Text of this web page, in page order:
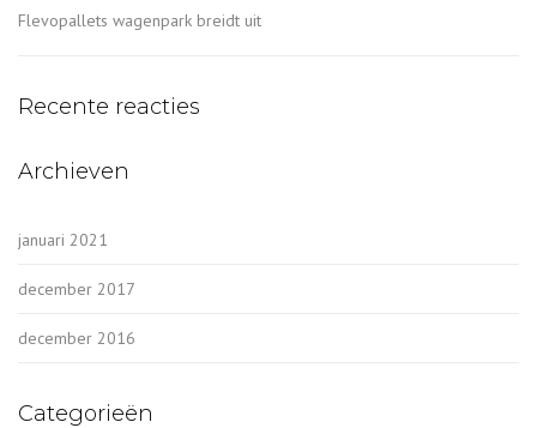
Flevopallets wagenpark breidt uit
Recente reacties
Archieven
januari 2021
december 2017
december 2016
Categorieën